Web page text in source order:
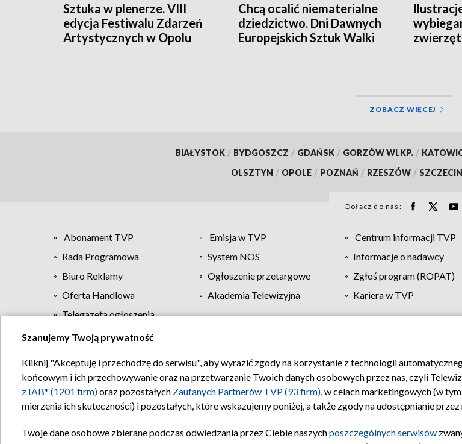
Sztuka w plenerze. VIII
edycja Festiwalu Zdarzeń
Artystycznych w Opolu
Chcą ocalić niematerialne
dziedzictwo. Dni Dawnych
Europejskich Sztuk Walki
ZOBACZ WIĘCEJ
BIAŁYSTOK / BYDGOSZCZ / GDAŃSK / GORZÓW WLKP. /
OLSZTYN / OPOLE / POZNAŃ / RZESZÓW / SZCZECIN
Dołącz do nas:
Abonament TVP Emisja w TVP Centrum informacji TVP
Rada Programowa
System NOS Informacje o nadawcy
Biuro Reklamy
Ogłoszenie przetargowe Zgłoś program (ROPAT)
Oferta Handlowa
Akademia Telewizyjna Kariera w TVP
Telegazeta ogłoszenia
Regulamin TVP Polityka prywatności Moje zgody
Szanujemy Twoją prywatność
Kliknij "Akceptuję i przechodzę do serwisu", aby wyrazić zgody na korzystanie z technologii
końcowym i ich przechowywanie oraz na przetwarzanie Twoich danych osobowych przez nas, czyli
z IAB* (1201 firm)oraz pozostałych Zaufanych Partnerów TVP (93 firm), w celach marketingowych (w
mierzenia ich skuteczności) i pozostałych, które wskazujemy poniżej, a także zgody na udostępnianie
Twoje dane osobowe zbierane podczas odwiedzania przez Ciebie naszychposzczególnych serwisów